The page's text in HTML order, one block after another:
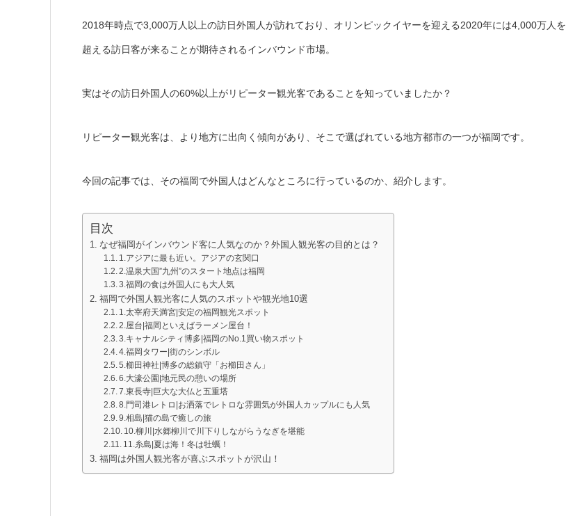
2018年時点で3,000万人以上の訪日外国人が訪れており、オリンピックイヤーを迎える2020年には4,000万人を
超える訪日客が来ることが期待されるインバウンド市場。
実はその訪日外国人の60%以上がリピーター観光客であることを知っていましたか？
リピーター観光客は、より地方に出向く傾向があり、そこで選ばれている地方都市の一つが福岡です。
今回の記事では、その福岡で外国人はどんなところに行っているのか、紹介します。
目次
なぜ福岡がインバウンド客に人気なのか？外国人観光客の目的とは？
1.アジアに最も近い。アジアの玄関口
2.温泉大国”九州”のスタート地点は福岡
3.福岡の食は外国人にも大人気
福岡で外国人観光客に人気のスポットや観光地10選
1.太宰府天満宮|安定の福岡観光スポット
2.屋台|福岡といえばラーメン屋台！
3.キャナルシティ博多|福岡のNo.1買い物スポット
4.福岡タワー|街のシンボル
5.櫛田神社|博多の総鎮守「お櫛田さん」
6.大濠公園|地元民の憩いの場所
7.東長寺|巨大な大仏と五重塔
8.門司港レトロ|お洒落でレトロな雰囲気が外国人カップルにも人気
9.相島|猫の島で癒しの旅
10.柳川|水郷柳川で川下りしながらうなぎを堪能
11.糸島|夏は海！冬は牡蠣！
福岡は外国人観光客が喜ぶスポットが沢山！